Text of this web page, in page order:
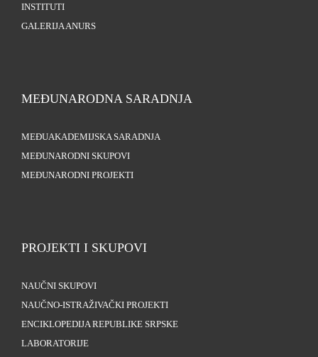
INSTITUTI
GALERIJA ANURS
MEĐUNARODNA SARADNJA
MEĐUAKADEMIJSKA SARADNJA
MEĐUNARODNI SKUPOVI
MEĐUNARODNI PROJEKTI
PROJEKTI I SKUPOVI
NAUČNI SKUPOVI
NAUČNO-ISTRAŽIVAČKI PROJEKTI
ENCIKLOPEDIJA REPUBLIKE SRPSKE
LABORATORIJE